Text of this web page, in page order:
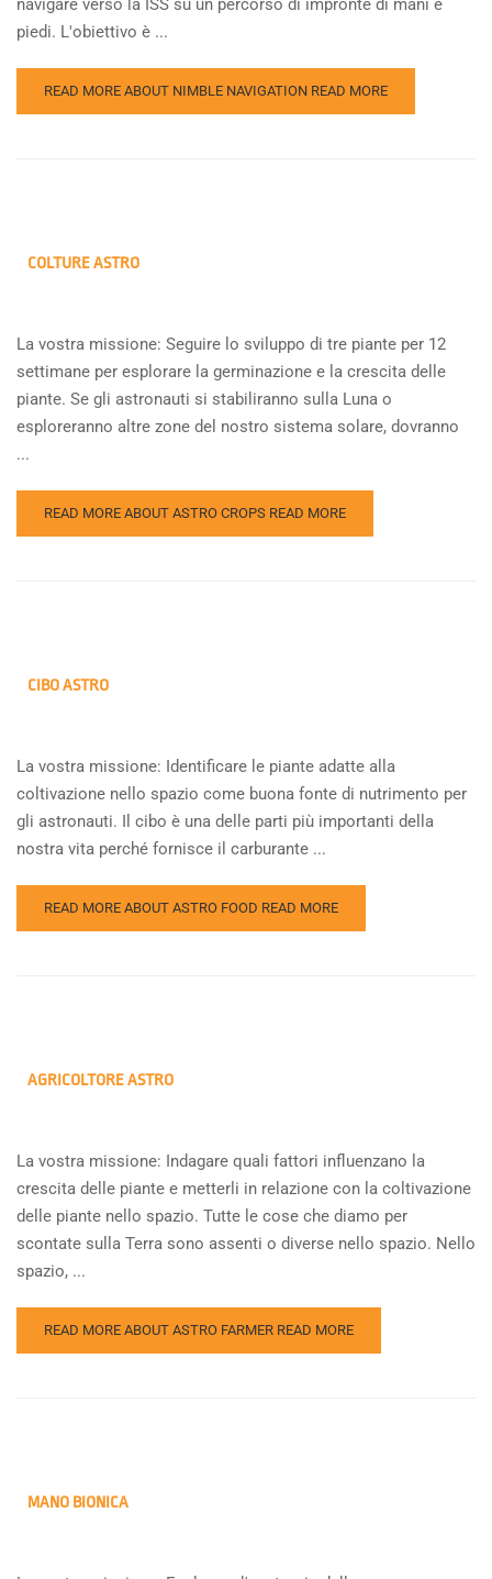
navigare verso la ISS su un percorso di impronte di mani e
piedi. L'obiettivo è ...
READ MORE ABOUT NIMBLE NAVIGATION READ MORE
COLTURE ASTRO
La vostra missione: Seguire lo sviluppo di tre piante per 12
settimane per esplorare la germinazione e la crescita delle
piante. Se gli astronauti si stabiliranno sulla Luna o
esploreranno altre zone del nostro sistema solare, dovranno
...
READ MORE ABOUT ASTRO CROPS READ MORE
CIBO ASTRO
La vostra missione: Identificare le piante adatte alla
coltivazione nello spazio come buona fonte di nutrimento per
gli astronauti. Il cibo è una delle parti più importanti della
nostra vita perché fornisce il carburante ...
READ MORE ABOUT ASTRO FOOD READ MORE
AGRICOLTORE ASTRO
La vostra missione: Indagare quali fattori influenzano la
crescita delle piante e metterli in relazione con la coltivazione
delle piante nello spazio. Tutte le cose che diamo per
scontate sulla Terra sono assenti o diverse nello spazio. Nello
spazio, ...
READ MORE ABOUT ASTRO FARMER READ MORE
MANO BIONICA